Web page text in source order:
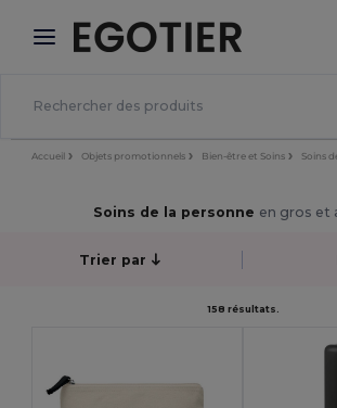
× Appli Egotier
Meilleurs prix sur l’app !
Accueil Objets promotionnels Bien-être et Soins Soins
Soins de la personne en gros et
Trier par
158 résultats.